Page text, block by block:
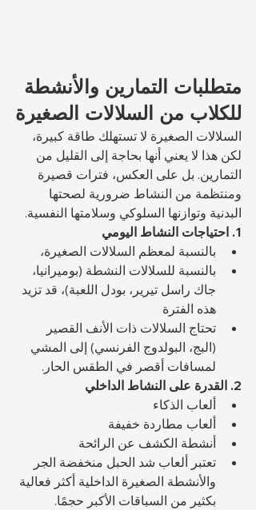
متطلبات التمارين والأنشطة
للكلاب من السلالات الصغيرة
السلالات الصغيرة لا تستهلك طاقة كبيرة،
لكن هذا لا يعني أنها بحاجة إلى القليل من
التمارين. بل على العكس، فترات قصيرة
ومنتظمة من النشاط ضرورية لصحتها
البدنية وتوازنها السلوكي وسلامتها النفسية.
1. احتياجات النشاط اليومي
بالنسبة لمعظم السلالات الصغيرة،
بالنسبة للسلالات النشطة (بوميرانيا،
جاك راسل تيرير، بودل اللعبة)، قد تزيد
هذه الفترة
تحتاج السلالات ذات الأنف القصير
(البج، البولدوج الفرنسي) إلى المشي
لمسافات أقصر في الطقس الحار.
2. القدرة على النشاط الداخلي
ألعاب الذكاء
ألعاب مطاردة خفيفة
أنشطة الكشف عن الرائحة
تعتبر ألعاب شد الحبل منخفضة الجر
والأنشطة الصغيرة الداخلية أكثر فعالية
بكثير من السباقات الأكبر حجمًا.